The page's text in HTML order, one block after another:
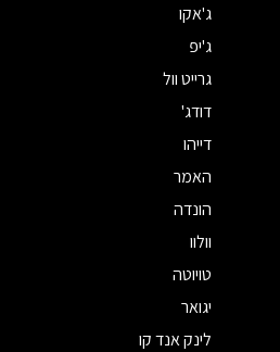
ג'אקו
ג'יפ
גרייט וול
דודג'
דייהו
האמר
הונדה
וולוו
טויוטה
יגואר
לינק אנד קו